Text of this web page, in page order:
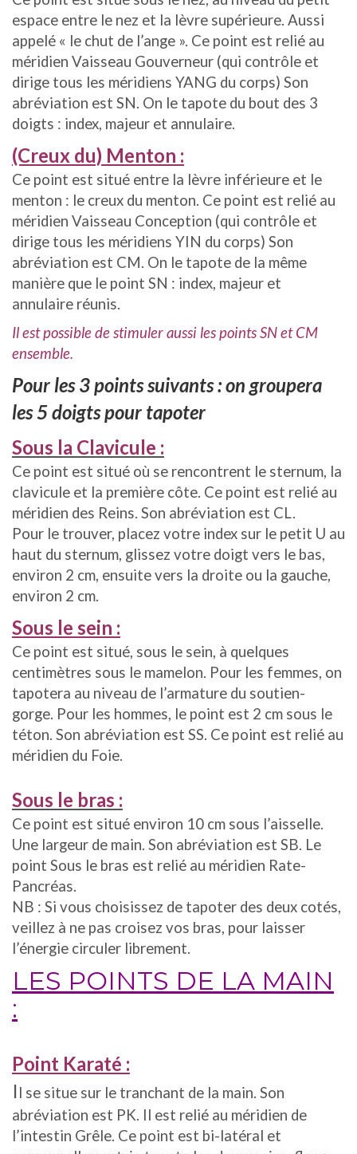
espace entre le nez et la lèvre supérieure. Aussi
appelé « le chut de l’ange ». Ce point est relié au
méridien Vaisseau Gouverneur (qui contrôle et
dirige tous les méridiens YANG du corps) Son
abréviation est SN. On le tapote du bout des 3
doigts : index, majeur et annulaire.
(Creux du) Menton :
Ce point est situé entre la lèvre inférieure et le
menton : le creux du menton. Ce point est relié au
méridien Vaisseau Conception (qui contrôle et
dirige tous les méridiens YIN du corps) Son
abréviation est CM. On le tapote de la même
manière que le point SN : index, majeur et
annulaire réunis.
Il est possible de stimuler aussi les points SN et CM
ensemble.
Pour les 3 points suivants : on groupera
les 5 doigts pour tapoter
Sous la Clavicule :
Ce point est situé où se rencontrent le sternum, la
clavicule et la première côte. Ce point est relié au
méridien des Reins. Son abréviation est CL.
Pour le trouver, placez votre index sur le petit U au
haut du sternum, glissez votre doigt vers le bas,
environ 2 cm, ensuite vers la droite ou la gauche,
environ 2 cm.
Sous le sein :
Ce point est situé, sous le sein, à quelques
centimètres sous le mamelon. Pour les femmes, on
tapotera au niveau de l’armature du soutien-
gorge. Pour les hommes, le point est 2 cm sous le
téton. Son abréviation est SS. Ce point est relié au
méridien du Foie.
Sous le bras :
Ce point est situé environ 10 cm sous l’aisselle.
Une largeur de main. Son abréviation est SB. Le
point Sous le bras est relié au méridien Rate-
Pancréas.
NB : Si vous choisissez de tapoter des deux cotés,
veillez à ne pas croisez vos bras, pour laisser
l’énergie circuler librement.
LES POINTS DE LA MAIN
:
Point Karaté :
Il se situe sur le tranchant de la main. Son
abréviation est PK. Il est relié au méridien de
l’intestin Grêle. Ce point est bi-latéral et